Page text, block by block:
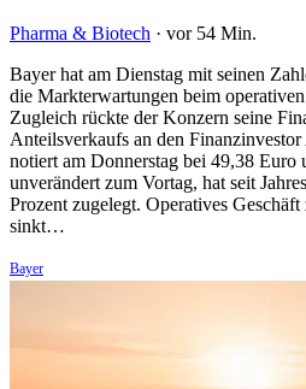
Pharma & Biotech · vor 54 Min.
Bayer hat am Dienstag mit seinen
die Markterwartungen beim
Zugleich rückte der Konzern seine
Anteilsverkaufs an den
notiert am Donnerstag bei 49,38 Euro
unverändert zum Vortag, hat seit
Prozent zugelegt. Operatives
sinkt…
Bayer